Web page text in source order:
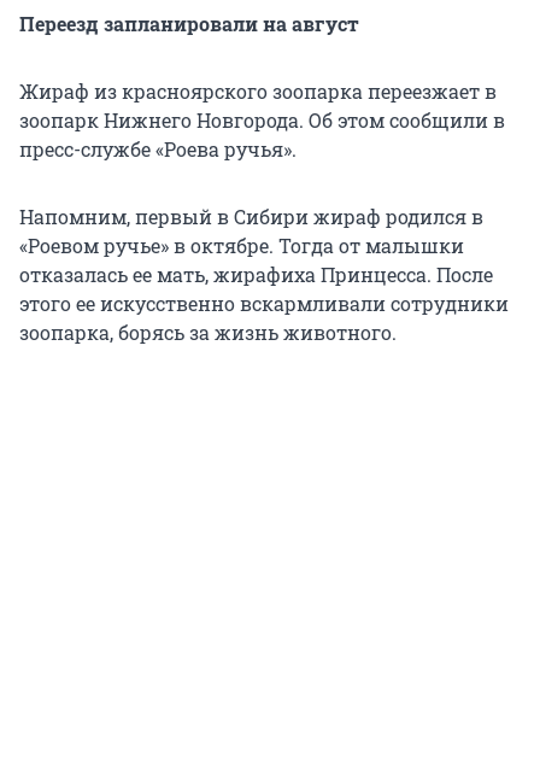
Переезд запланировали на август
Жираф из красноярского зоопарка переезжает в
зоопарк Нижнего Новгорода. Об этом сообщили в
пресс-службе «Роева ручья».
Напомним, первый в Сибири жираф родился в
«Роевом ручье» в октябре. Тогда от малышки
отказалась ее мать, жирафиха Принцесса. После
этого ее искусственно вскармливали сотрудники
зоопарка, борясь за жизнь животного.